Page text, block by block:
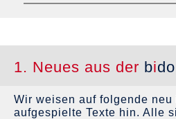
1. Neues aus der bi
Wir weisen auf folgende neu
aufgespielte Texte hin. Alle